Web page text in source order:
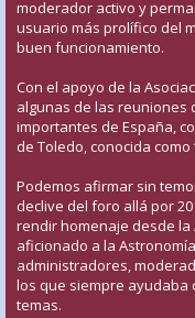
moderador activo y
usuario más prolífico del
buen funcionamiento.
Con el apoyo de la
algunas de las reuniones
importantes de España,
de Toledo, conocida como
Podemos afirmar sin
declive del foro allá por
rendir homenaje desde la
aficionado a la
administradores,
los que siempre ayudaba
temas.